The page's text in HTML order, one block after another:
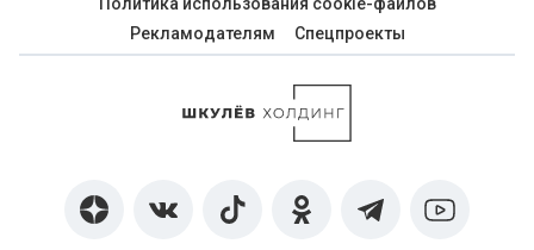
Рекламодателям
Спецпроекты